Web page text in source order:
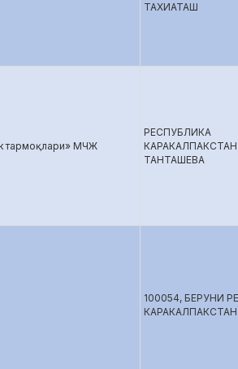
ТАХИАТАШ
тармоқлари» МЧЖ
РЕСПУБЛИКА
КАРАКАЛПАКСТАН
ТАНТАШЕВА
100054, БЕРУНИ
КАРАКАЛПАКСТАН